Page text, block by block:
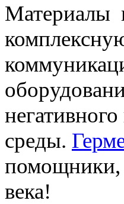
Материалы
среды.
помощники,
века!